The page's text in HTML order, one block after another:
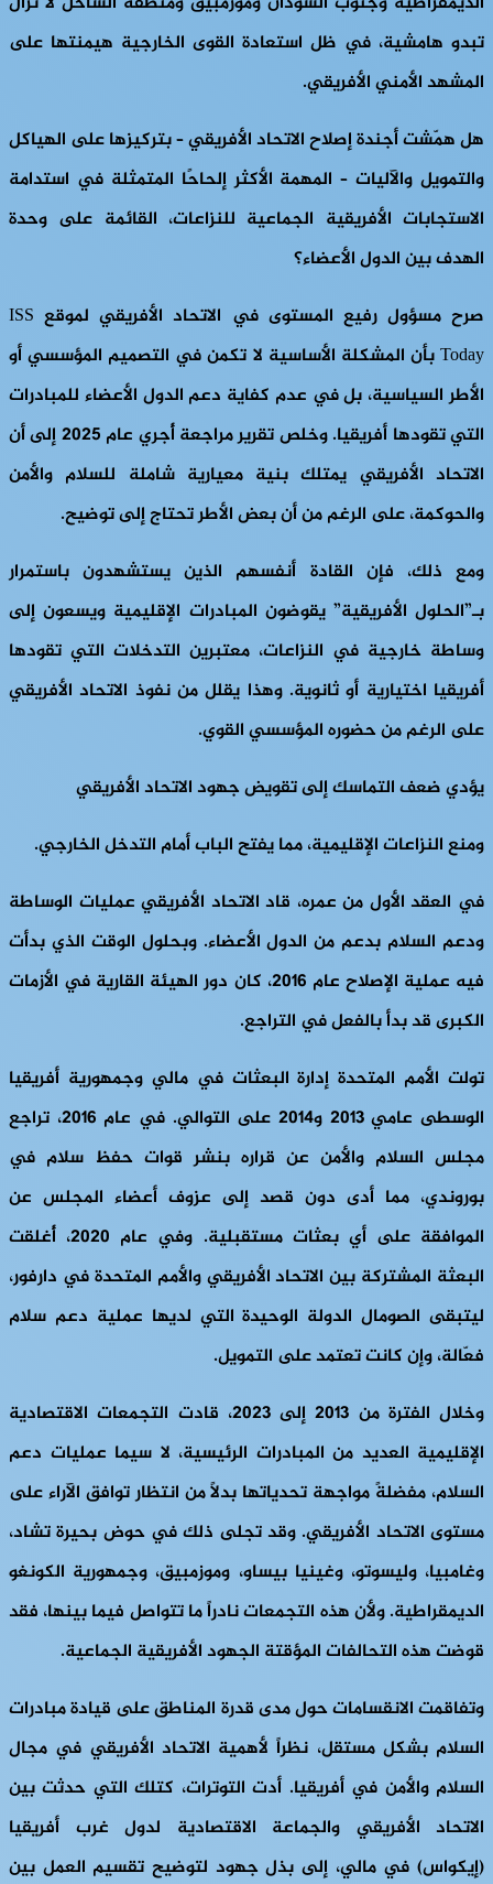
تبدو هامشية، في ظل استعادة القوى الخارجية هيمنتها على
المشهد الأمني ​​الأفريقي.
هل همّشت أجندة إصلاح الاتحاد الأفريقي – بتركيزها على الهياكل
والتمويل والآليات – المهمة الأكثر إلحاحًا المتمثلة في استدامة
الاستجابات الأفريقية الجماعية للنزاعات، القائمة على وحدة
الهدف بين الدول الأعضاء؟
صرح مسؤول رفيع المستوى في الاتحاد الأفريقي لموقع ISS
Today بأن المشكلة الأساسية لا تكمن في التصميم المؤسسي أو
الأطر السياسية، بل في عدم كفاية دعم الدول الأعضاء للمبادرات
التي تقودها أفريقيا. وخلص تقرير مراجعة أُجري عام 2025 إلى أن
الاتحاد الأفريقي يمتلك بنية معيارية شاملة للسلام والأمن
والحوكمة، على الرغم من أن بعض الأطر تحتاج إلى توضيح.
ومع ذلك، فإن القادة أنفسهم الذين يستشهدون باستمرار
بـ”الحلول الأفريقية” يقوضون المبادرات الإقليمية ويسعون إلى
وساطة خارجية في النزاعات، معتبرين التدخلات التي تقودها
أفريقيا اختيارية أو ثانوية. وهذا يقلل من نفوذ الاتحاد الأفريقي
على الرغم من حضوره المؤسسي القوي.
يؤدي ضعف التماسك إلى تقويض جهود الاتحاد الأفريقي
ومنع النزاعات الإقليمية، مما يفتح الباب أمام التدخل الخارجي.
في العقد الأول من عمره، قاد الاتحاد الأفريقي عمليات الوساطة
ودعم السلام بدعم من الدول الأعضاء. وبحلول الوقت الذي بدأت
فيه عملية الإصلاح عام 2016، كان دور الهيئة القارية في الأزمات
الكبرى قد بدأ بالفعل في التراجع.
تولت الأمم المتحدة إدارة البعثات في مالي وجمهورية أفريقيا
الوسطى عامي 2013 و2014 على التوالي. في عام 2016، تراجع
مجلس السلام والأمن عن قراره بنشر قوات حفظ سلام في
بوروندي، مما أدى دون قصد إلى عزوف أعضاء المجلس عن
الموافقة على أي بعثات مستقبلية. وفي عام 2020، أُغلقت
البعثة المشتركة بين الاتحاد الأفريقي والأمم المتحدة في دارفور،
ليتبقى الصومال الدولة الوحيدة التي لديها عملية دعم سلام
فعّالة، وإن كانت تعتمد على التمويل.
وخلال الفترة من 2013 إلى 2023، قادت التجمعات الاقتصادية
الإقليمية العديد من المبادرات الرئيسية، لا سيما عمليات دعم
السلام، مفضلةً مواجهة تحدياتها بدلاً من انتظار توافق الآراء على
مستوى الاتحاد الأفريقي. وقد تجلى ذلك في حوض بحيرة تشاد،
وغامبيا، وليسوتو، وغينيا بيساو، وموزمبيق، وجمهورية الكونغو
الديمقراطية. ولأن هذه التجمعات نادراً ما تتواصل فيما بينها، فقد
قوضت هذه التحالفات المؤقتة الجهود الأفريقية الجماعية.
وتفاقمت الانقسامات حول مدى قدرة المناطق على قيادة مبادرات
السلام بشكل مستقل، نظراً لأهمية الاتحاد الأفريقي في مجال
السلام والأمن في أفريقيا. أدت التوترات، كتلك التي حدثت بين
الاتحاد الأفريقي والجماعة الاقتصادية لدول غرب أفريقيا
(إيكواس) في مالي، إلى بذل جهود لتوضيح تقسيم العمل بين